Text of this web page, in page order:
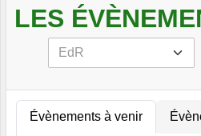
LES
Évènements à venir